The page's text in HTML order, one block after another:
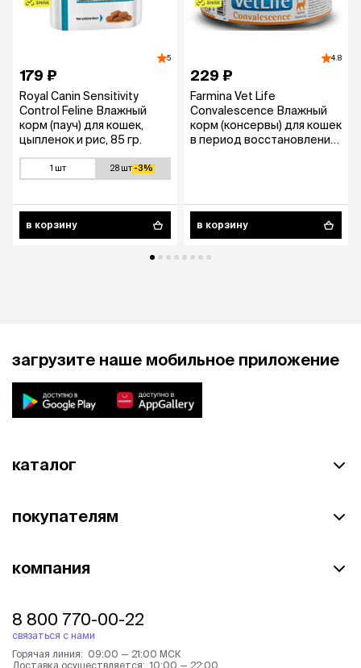
5
179 ₽
Royal Canin Sensitivity
Control Feline Влажный
корм (пауч) для кошек,
цыпленок и рис, 85 гр.
1 шт 28 шт -3%
в корзину
4.8
229 ₽
Farmina Vet Life
Convalescence Влажный
корм (консервы) для кошек
в период восстановления
в корзину
загрузите наше мобильное приложение
каталог
покупателям
компания
8 800 770-00-22
связаться с нами
Горячая линия: 09:00 — 21:00 МСК
Доставка осуществляется: 10:00 — 22:00